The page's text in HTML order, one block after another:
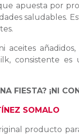
apuesta por
saludables.
aceites
consistente
FIESTA? ¡NI
SOMALO
producto